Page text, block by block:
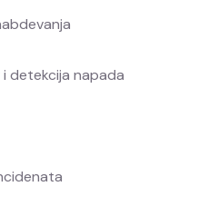
detekcija napada